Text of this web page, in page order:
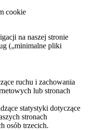
cookie
na naszej stronie
(„minimalne pliki
ruchu i zachowania
lub stronach
statystyki dotyczące
stronach
osób trzecich.